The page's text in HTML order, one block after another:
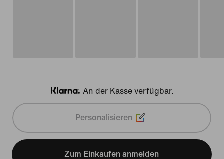
Klarna
An der Kasse verfügbar.
Personalisieren
Zum Einkaufen anmelden